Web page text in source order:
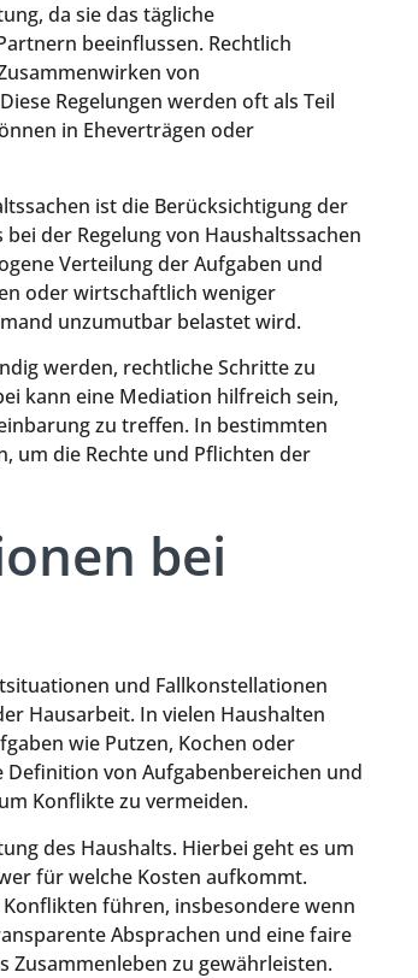
da sie das tägliche
beeinflussen. Rechtlich
von
Regelungen werden oft als Teil
in Eheverträgen oder
ist die Berücksichtigung der
der Regelung von Haushaltssachen
Verteilung der Aufgaben und
oder wirtschaftlich weniger
unzumutbar belastet wird.
werden, rechtliche Schritte zu
kann eine Mediation hilfreich sein,
zu treffen. In bestimmten
um die Rechte und Pflichten der
bei
und Fallkonstellationen
Hausarbeit. In vielen Haushalten
wie Putzen, Kochen oder
von Aufgabenbereichen und
Konflikte zu vermeiden.
des Haushalts. Hierbei geht es um
für welche Kosten aufkommt.
führen, insbesondere wenn
Absprachen und eine faire
Zusammenleben zu gewährleisten.